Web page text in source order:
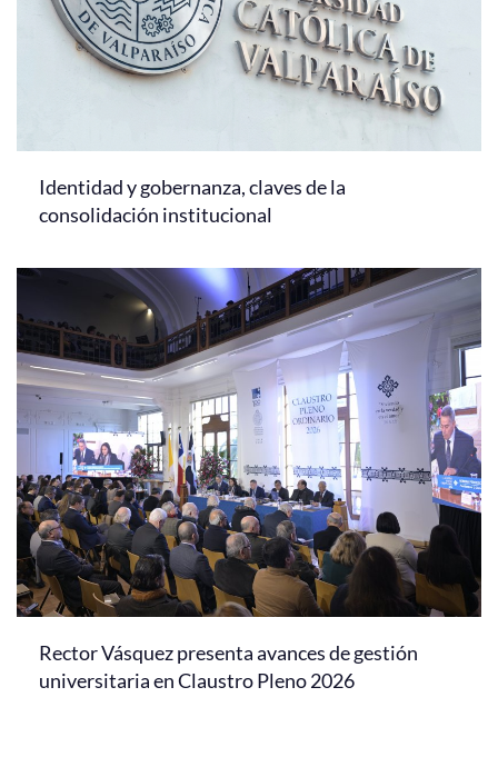
Identidad y gobernanza, claves de la
consolidación institucional
Rector Vásquez presenta avances de gestión
universitaria en Claustro Pleno 2026